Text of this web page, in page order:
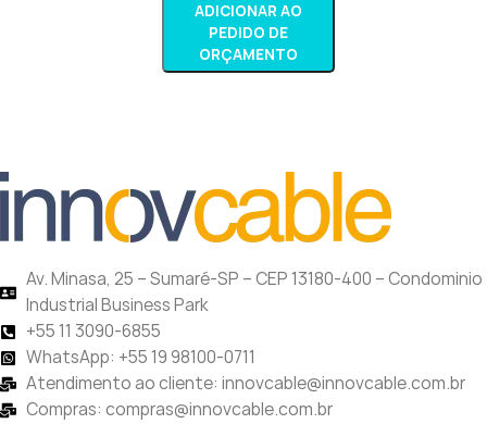
ADICIONAR AO
PEDIDO DE
ORÇAMENTO
Av. Minasa, 25 – Sumaré-SP – CEP 13180-400 – Condominio
Industrial Business Park
+55 11 3090-6855
WhatsApp: +55 19 98100-0711
Atendimento ao cliente: innovcable@innovcable.com.br
Compras: compras@innovcable.com.br